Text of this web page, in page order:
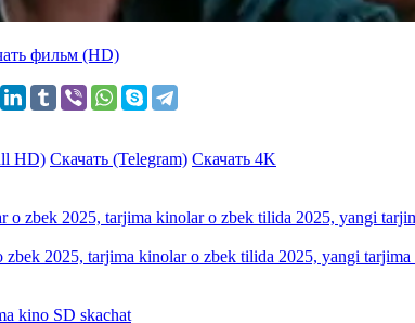
фильм (HD)
HD) Скачать (Telegram) Скачать 4K
2025, tarjima kinolar o zbek tilida 2025, yangi